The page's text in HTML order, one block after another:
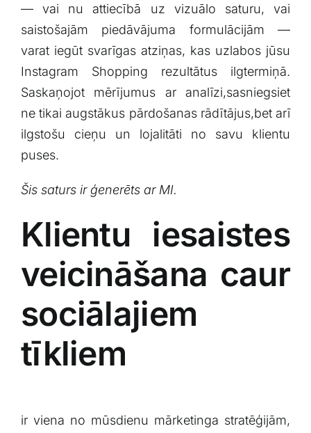
— vai nu attiecībā uz vizuālo saturu, vai
saistošajām piedāvājuma formulācijām —
‌varat iegūt⁣ svarīgas atziņas, kas uzlabos jūsu
Instagram Shopping rezultātus ilgtermiņā.
Saskaņojot mērījumus ar analīzi,sasniegsiet
ne tikai augstākus pārdošanas rādītājus,bet arī
ilgstošu ⁣cieņu un lojalitāti no savu klientu
puses.
Šis saturs ir ģenerēts ar MI.
Klientu iesaistes
veicināšana caur
sociālajiem
tīkliem
ir viena no ⁤mūsdienu mārketinga stratēģijām,